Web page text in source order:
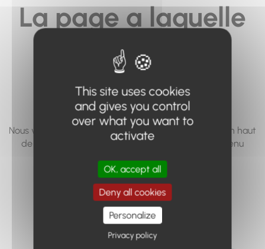
La page a laquelle
vous cherchez à
accéder n'existe
pas... ou plus.
Nous vous invitons à utiliser le moteur de recherche en haut
de page, ou à utiliser le menu pour trouver le contenu
Retour à l'accueil
This site uses cookies
and gives you control
over what you want to
activate
OK, accept all
Deny all cookies
Personalize
Privacy policy